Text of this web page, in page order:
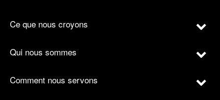
Ce que nous croyons
Qui nous sommes
Comment nous servons